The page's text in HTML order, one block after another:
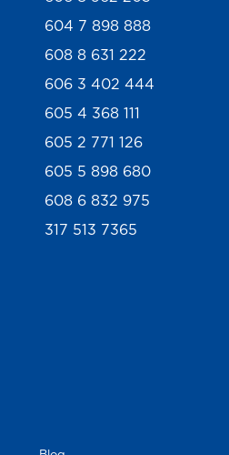
604 7 898 888
608 8 631 222
606 3 402 444
605 4 368 111
605 2 771 126
605 5 898 680
608 6 832 975
317 513 7365